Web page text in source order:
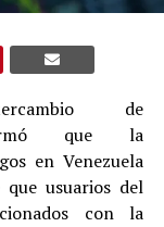
de
que la
en Venezuela
usuarios del
con la